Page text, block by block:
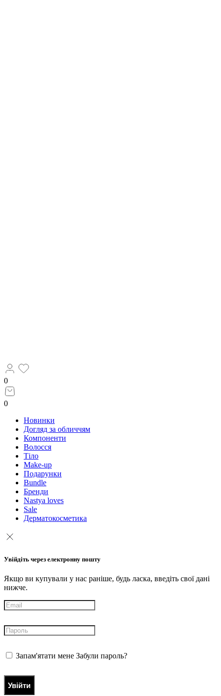
0
0
Новинки
Догляд за обличчям
Компоненти
Волосся
Тіло
Make-up
Подарунки
Bundle
Бренди
Nastya loves
Sale
Дерматокосметика
Увійдіть через електронну пошту
Якщо ви купували у нас раніше, будь ласка, введіть свої дані
нижче.
Запам'ятати мене Забули пароль?
Увійти